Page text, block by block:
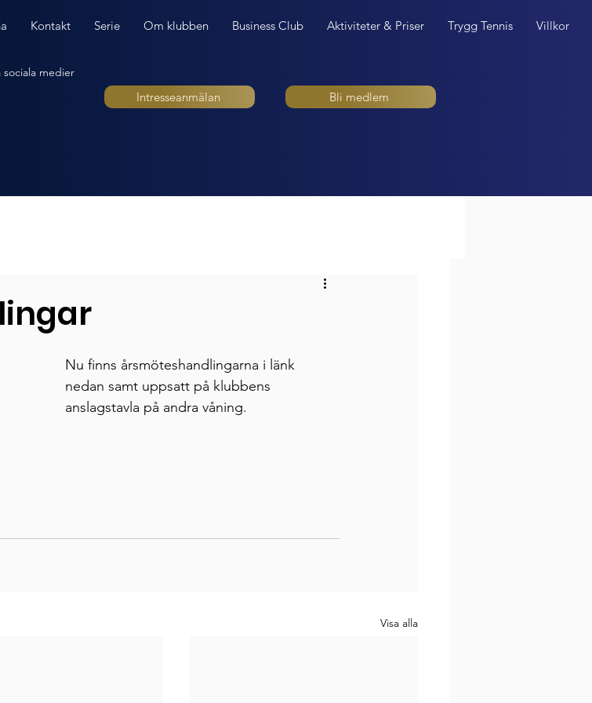
sociala medier
Intresseanmälan Bli medlem
Kontakt Serie Om klubben Business Club Aktiviteter & Priser Trygg Tennis Villkor
Nu finns årsmöteshandlingarna i länk
nedan samt uppsatt på klubbens
anslagstavla på andra våning.
Visa alla